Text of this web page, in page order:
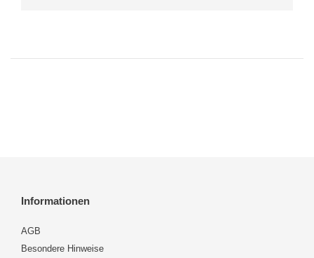
Informationen
AGB
Besondere Hinweise